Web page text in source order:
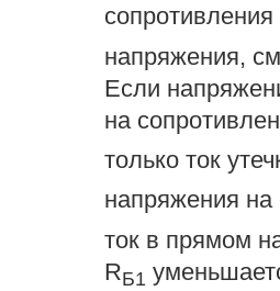
сопротивления
напряжения,
Если
на
только ток
напряжения на
ток в прямом
RБ1